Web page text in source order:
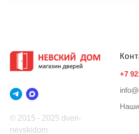
© 2015 - 2025 dveri-
nevskidom
+7
Наши